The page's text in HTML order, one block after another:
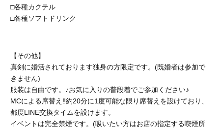
□各種カクテル
□各種ソフトドリンク
【その他】
真剣に婚活されております独身の方限定です。(既婚者は参加で
きません)
服装は自由です。♪お気に入りの普段着でご参加ください♪
MCによる席替え‼︎約20分に1度可能な限り席替えを設けており、
都度LINE交換タイムを設けます。
イベントは完全禁煙です。(吸いたい方はお店の指定する喫煙所